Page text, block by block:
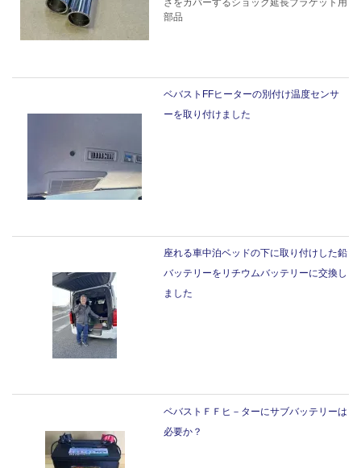
さをカバーするショック延長ブラケット用
部品
ベバストFFヒーターの別付け温度センサ
ーを取り付けました
座れる車中泊ベッドの下に取り付けした鉛
バッテリーをリチウムバッテリーに交換し
ました
ベバストＦＦヒ－ターにサブバッテリーは
必要か？